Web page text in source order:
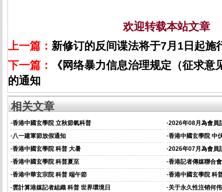
欢迎转载本站文章
上一篇： 新修订的反间谍法将于7月1日起施
下一篇：
《网络暴力信息治理规定（征求
的通知
相关文章
·香港中國玄學院 立秋節氣科普 ·2026年08月為會員
·八一建軍節放假通知 ·香港中國玄學院 中
·香港中國玄學院 科普 大暑 ·2026年07月為會員
·香港中國玄學院 科普夏至 ·香港記者傳媒聯合
資的通知
·香港中華玄宗院 科普 端午節 ·香港中國玄學院 科
·雲計算港媒記者組織 科普 世界環境日 ·关于永久性注销何